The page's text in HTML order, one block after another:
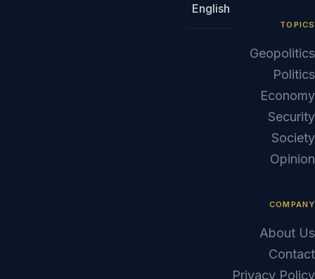
English
TOPICS
Geopolitics
Politics
Economy
Security
Society
Opinion
COMPANY
About Us
Contact
Privacy Policy